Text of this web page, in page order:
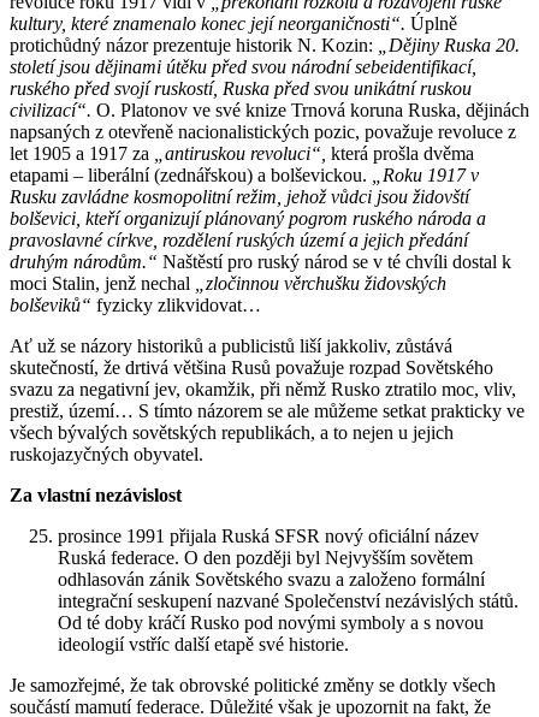
kultury, které znamenalo konec její neorganičnosti“. Úplně
protichůdný názor prezentuje historik N. Kozin:
„Dějiny Ruska 20.
století jsou dějinami útěku před svou národní sebeidentifikací,
ruského před svojí ruskostí, Ruska před svou unikátní ruskou
civilizací“. O. Platonov ve své knize Trnová koruna Ruska, dějinách
napsaných z otevřeně nacionalistických pozic, považuje revoluce z
let 1905 a 1917 za
„antiruskou revoluci“, která prošla dvěma
etapami – liberální (zednářskou) a bolševickou.
„Roku 1917 v
Rusku zavládne kosmopolitní režim, jehož vůdci jsou židovští
bolševici, kteří organizují plánovaný pogrom ruského národa a
pravoslavné církve, rozdělení ruských území a jejich předání
druhým národům.“ Naštěstí pro ruský národ se v té chvíli dostal k
moci Stalin, jenž nechal
„zločinnou věrchušku židovských
bolševiků“ fyzicky zlikvidovat…
Ať už se názory historiků a publicistů liší jakkoliv, zůstává
skutečností, že drtivá většina Rusů považuje rozpad Sovětského
svazu za negativní jev, okamžik, při němž Rusko ztratilo moc, vliv,
prestiž, území… S tímto názorem se ale můžeme setkat prakticky ve
všech bývalých sovětských republikách, a to nejen u jejich
ruskojazyčných obyvatel.
Za vlastní nezávislost
prosince 1991 přijala Ruská SFSR nový oficiální název
Ruská federace. O den později byl Nejvyšším sovětem
odhlasován zánik Sovětského svazu a založeno formální
integrační seskupení nazvané Společenství nezávislých států.
Od té doby kráčí Rusko pod novými symboly a s novou
ideologií vstříc další etapě své historie.
Je samozřejmé, že tak obrovské politické změny se dotkly všech
součástí mamutí federace. Důležité však je upozornit na fakt, že